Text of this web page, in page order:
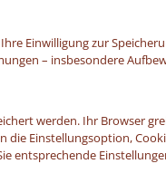
Einwilligung zur
– insbesondere
werden. Ihr Browser
Einstellungsoption,
entsprechende